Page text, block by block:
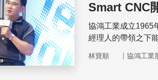
Smart CNC
協鴻工業成立1965
經理人的帶領之下
攻之下、嚴重衝擊
林寶順 ｜ 協鴻工業